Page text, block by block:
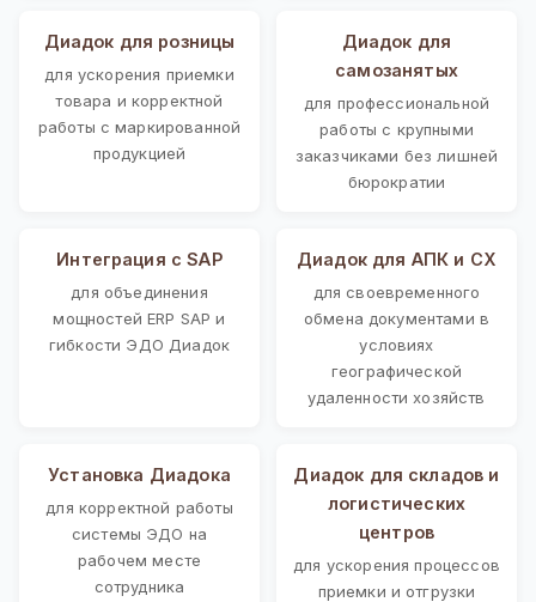
Диадок для розницы
для ускорения приемки
товара и корректной
работы с маркированной
продукцией
Диадок для
самозанятых
для профессиональной
работы с крупными
заказчиками без лишней
бюрократии
Интеграция с SAP
для объединения
мощностей ERP SAP и
гибкости ЭДО Диадок
Диадок для АПК и СХ
для своевременного
обмена документами в
условиях
географической
удаленности хозяйств
Установка Диадока
для корректной работы
системы ЭДО на
рабочем месте
сотрудника
Диадок для складов и
логистических
центров
для ускорения процессов
приемки и отгрузки